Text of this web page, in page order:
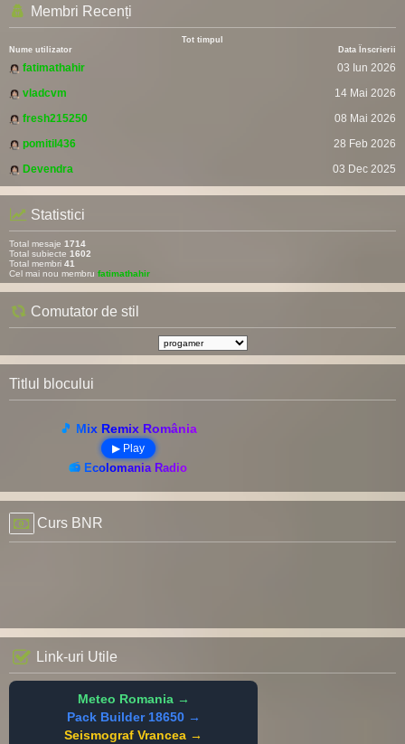
Membri Recenți
Tot timpul
Nume utilizator
Data Înscrierii
fatimathahir
03 Iun 2026
vladcvm
14 Mai 2026
fresh215250
08 Mai 2026
pomitil436
28 Feb 2026
Devendra
03 Dec 2025
Statistici
Total mesaje 1714
Total subiecte 1602
Total membri 41
Cel mai nou membru fatimathahir
Comutator de stil
Titlul blocului
🎵 Mix Remix România
▶ Play
📻 Ecolomania Radio
Curs BNR
Link-uri Utile
Meteo Romania →
Pack Builder 18650 →
Seismograf Vrancea →